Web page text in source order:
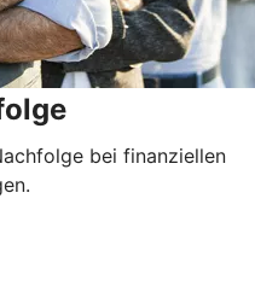
bei finanziellen